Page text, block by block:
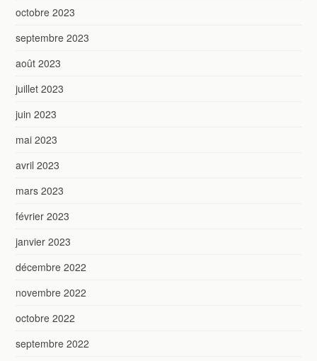
octobre 2023
septembre 2023
août 2023
juillet 2023
juin 2023
mai 2023
avril 2023
mars 2023
février 2023
janvier 2023
décembre 2022
novembre 2022
octobre 2022
septembre 2022